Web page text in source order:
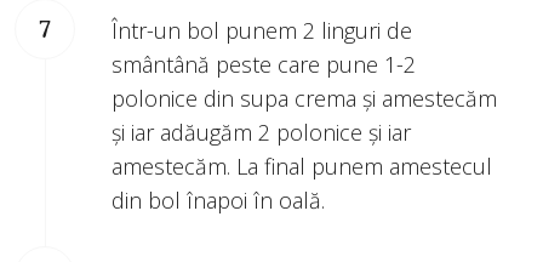
Într-un bol punem 2 linguri de
smântână peste care pune 1-2
polonice din supa crema și amestecăm
și iar adăugăm 2 polonice și iar
amestecăm. La final punem amestecul
din bol înapoi în oală.